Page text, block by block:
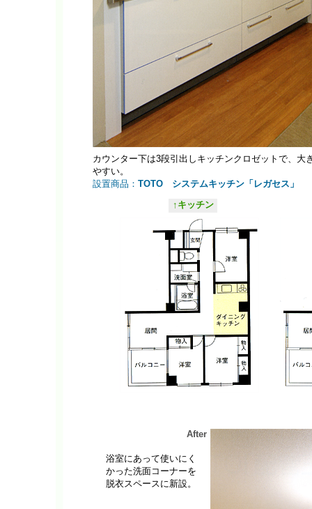
カウンター下は3段引出しキッチンクロゼットで、大
やすい。
設置商品： TOTO システムキッチン「レガセス」
↑キッチン
After
浴室にあって使いにく
かった洗面コーナーを
脱衣スペースに新設。